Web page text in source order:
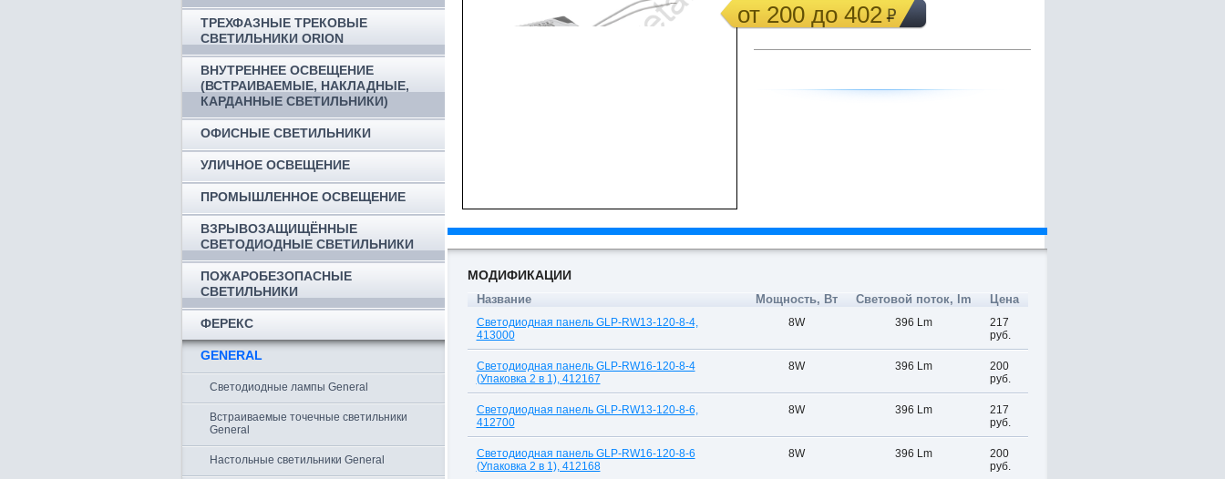
ТРЕХФАЗНЫЕ ТРЕКОВЫЕ
СВЕТИЛЬНИКИ ORION
ВНУТРЕННЕЕ ОСВЕЩЕНИЕ
(ВСТРАИВАЕМЫЕ, НАКЛАДНЫЕ,
КАРДАННЫЕ СВЕТИЛЬНИКИ)
ОФИСНЫЕ СВЕТИЛЬНИКИ
УЛИЧНОЕ ОСВЕЩЕНИЕ
ПРОМЫШЛЕННОЕ ОСВЕЩЕНИЕ
ВЗРЫВОЗАЩИЩЁННЫЕ
СВЕТОДИОДНЫЕ СВЕТИЛЬНИКИ
ПОЖАРОБЕЗОПАСНЫЕ
СВЕТИЛЬНИКИ
ФЕРЕКС
GENERAL
Светодиодные лампы General
Встраиваемые точечные светильники
General
Настольные светильники General
от 200 до 402
МОДИФИКАЦИИ
Название Мощность, Вт Световой поток, lm Цена
Светодиодная панель GLP-RW13-120-8-4,
413000
8W 396 Lm
217
руб.
Светодиодная панель GLP-RW16-120-8-4
(Упаковка 2 в 1), 412167
8W 396 Lm
200
руб.
Светодиодная панель GLP-RW13-120-8-6,
412700
8W 396 Lm
217
руб.
Светодиодная панель GLP-RW16-120-8-6
(Упаковка 2 в 1), 412168
8W 396 Lm
200
руб.